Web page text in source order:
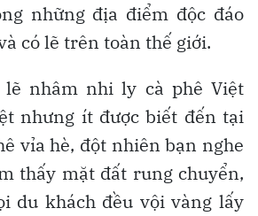
những địa điểm độc đáo
có lẽ trên toàn thế giới.
lẽ nhâm nhi ly cà phê Việt
nhưng ít được biết đến tại
vỉa hè, đột nhiên bạn nghe
thấy mặt đất rung chuyển,
du khách đều vội vàng lấy